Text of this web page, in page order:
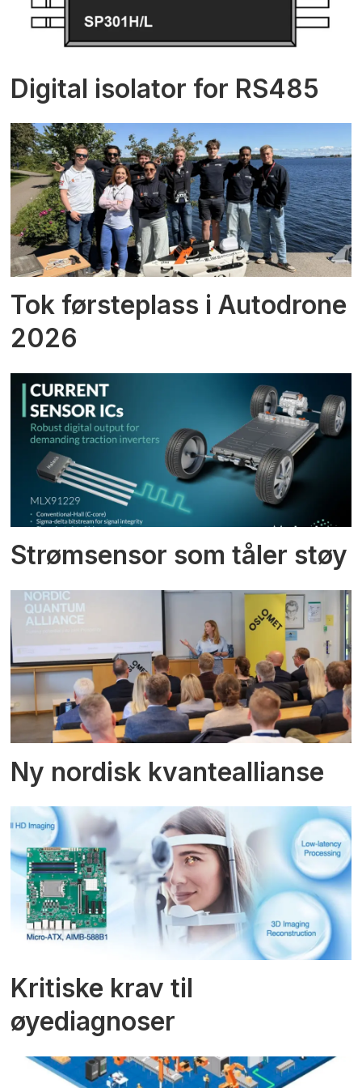
Digital isolator for RS485
Tok førsteplass i Autodrone
2026
Strømsensor som tåler støy
Ny nordisk kvanteallianse
Kritiske krav til
øyediagnoser